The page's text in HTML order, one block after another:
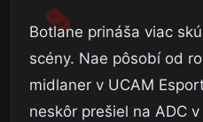
Botlane prináša viac
scény. Nae pôsobí od
midlaner v UCAM
neskôr prešiel na ADC